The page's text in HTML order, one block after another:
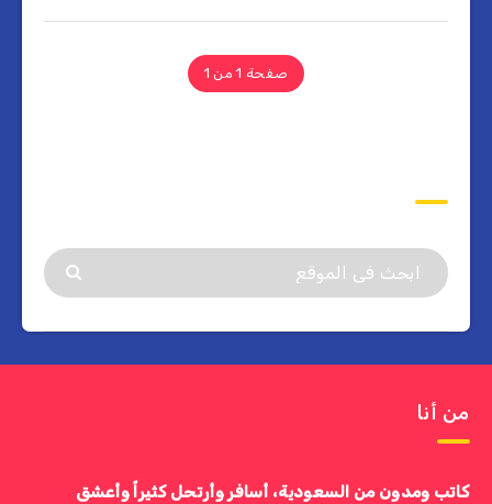
صفحة 1 من 1
من أنا
كاتب ومدون من السعودية، أسافر وأرتحل كثيراً وأعشق